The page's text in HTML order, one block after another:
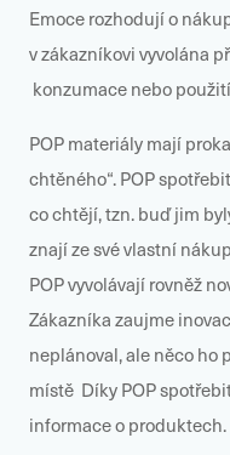
Emoce rozhodují o
v zákazníkovi vyvolána
konzumace nebo
POP materiály mají
chtěného“. POP
co chtějí, tzn. buď jim
znají ze své vlastní
POP vyvolávají rovněž
Zákazníka zaujme
neplánoval, ale něco ho
místě Díky POP
informace o produktech.